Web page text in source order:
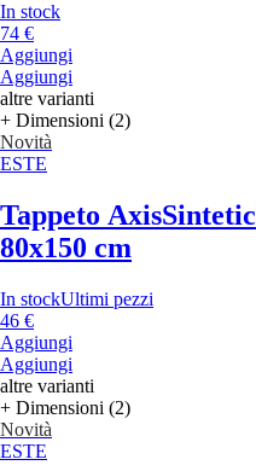
In stock
74 €
Aggiungi
Aggiungi
altre varianti
+ Dimensioni (2)
Novità
ESTE
Tappeto Axis
80x150 cm
In stockUltimi pezzi
46 €
Aggiungi
Aggiungi
altre varianti
+ Dimensioni (2)
Novità
ESTE